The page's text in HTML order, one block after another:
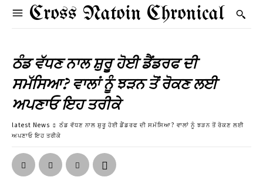
Cross Natoin Chronical
ਠੰਡ ਵੱਧਣ ਨਾਲ ਸ਼ੁਰੂ ਹੋਈ ਡੈਂਡਰਫ ਦੀ
ਸਮੱਸਿਆ? ਵਾਲਾਂ ਨੂੰ ਝੜਨ ਤੋਂ ਰੋਕਣ ਲਈ
ਅਪਣਾਓ ਇਹ ਤਰੀਕੇ
latest News
ਠੰਡ ਵੱਧਣ ਨਾਲ ਸ਼ੁਰੂ ਹੋਈ ਡੈਂਡਰਫ ਦੀ ਸਮੱਸਿਆ? ਵਾਲਾਂ ਨੂੰ ਝੜਨ ਤੋਂ ਰੋਕਣ ਲਈ
ਅਪਣਾਓ ਇਹ ਤਰੀਕੇ